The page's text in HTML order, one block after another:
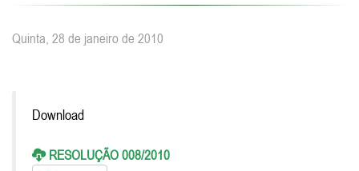
Quinta, 28 de janeiro de 2010
Download
RESOLUÇÃO 008/2010